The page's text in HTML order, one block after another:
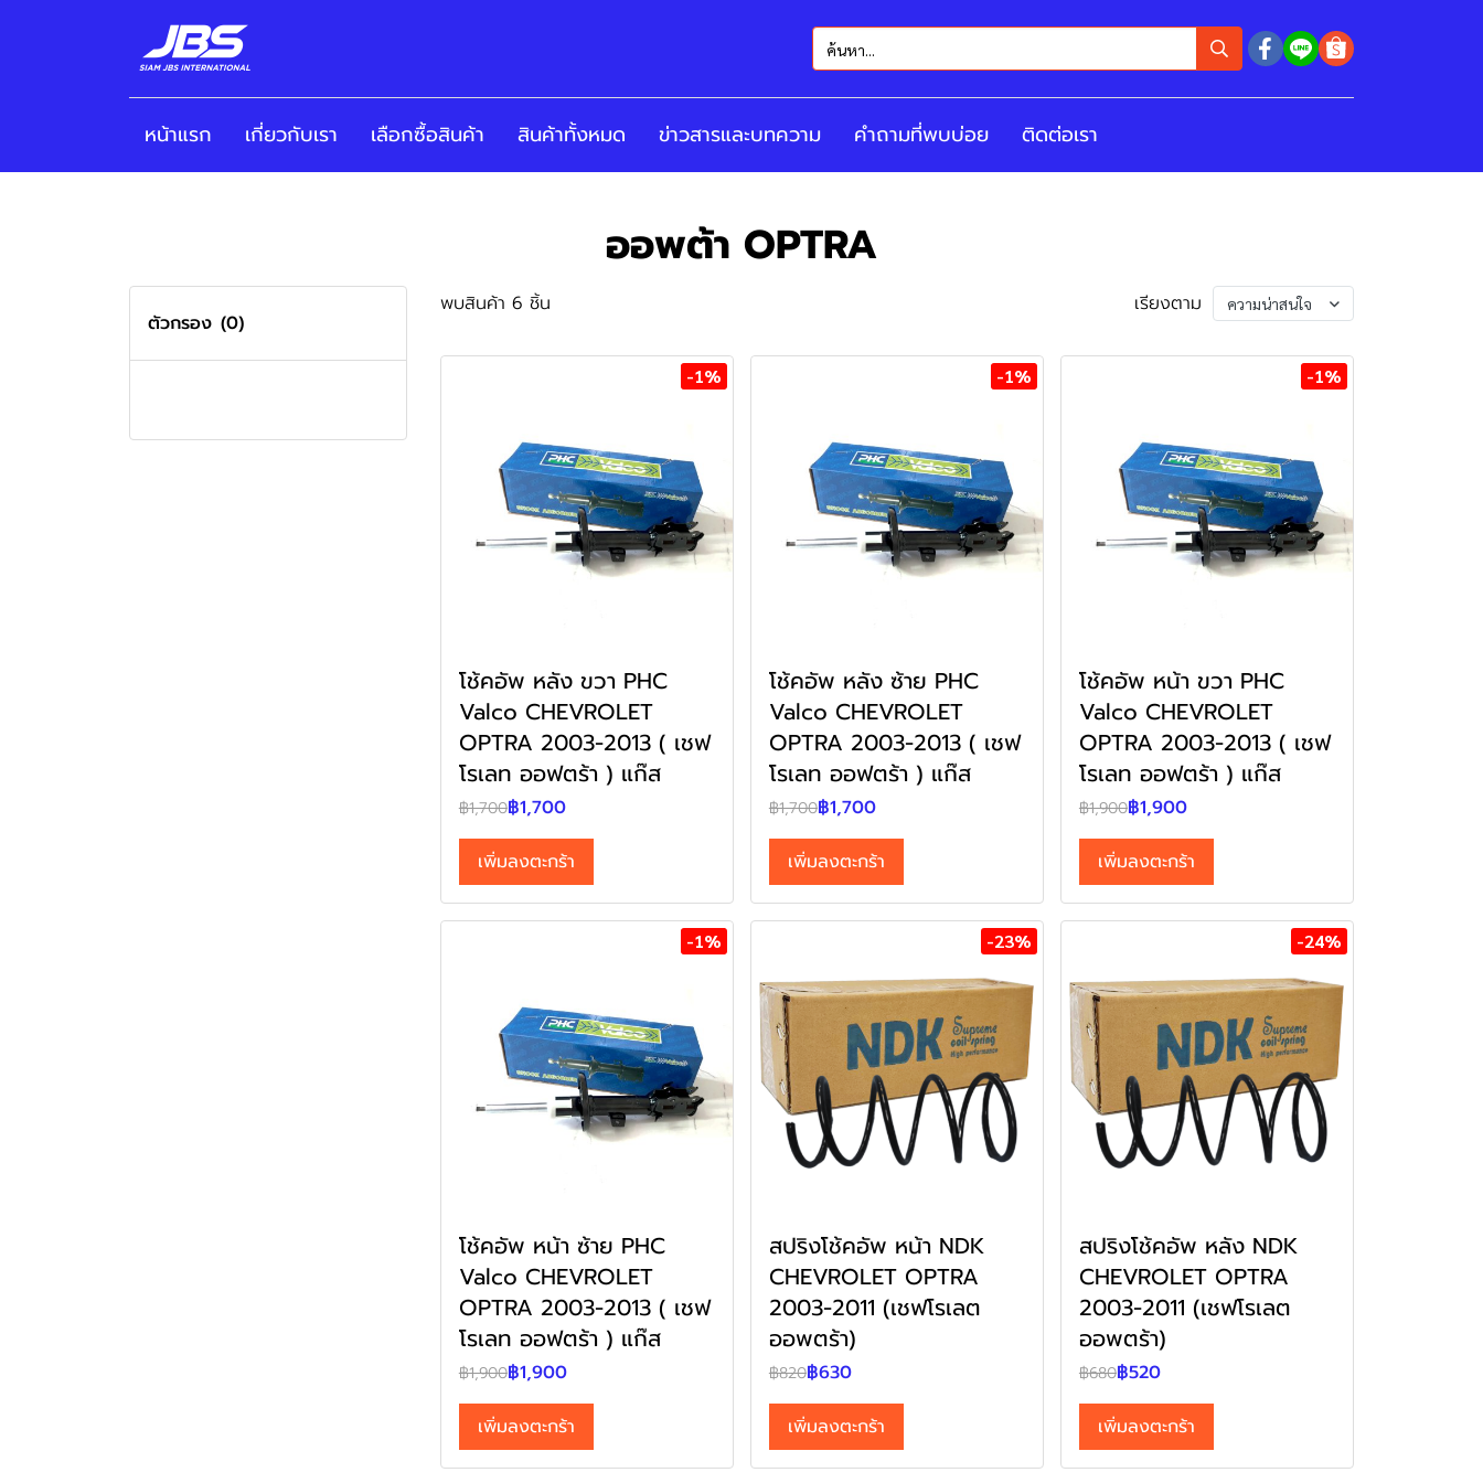
หน้าแรก เกี่ยวกับเรา เลือกซื้อสินค้า สินค้าทั้งหมด ข่าวสารและบทความ คำถามที่พบบ่อย ติดต่อเรา
ออพต้า OPTRA
ตัวกรอง (0)
พบสินค้า 6 ชิ้น เรียงตาม ความน่าสนใจ
-1%
โช้คอัพ หลัง ขวา PHC
Valco CHEVROLET
OPTRA 2003-2013 ( เชฟ
โรเลท ออฟตร้า ) แก๊ส
฿1,700฿1,700
เพิ่มลงตะกร้า
-1%
โช้คอัพ หลัง ซ้าย PHC
Valco CHEVROLET
OPTRA 2003-2013 ( เชฟ
โรเลท ออฟตร้า ) แก๊ส
฿1,700฿1,700
เพิ่มลงตะกร้า
-1%
โช้คอัพ หน้า ขวา PHC
Valco CHEVROLET
OPTRA 2003-2013 ( เชฟ
โรเลท ออฟตร้า ) แก๊ส
฿1,900฿1,900
เพิ่มลงตะกร้า
-1%
โช้คอัพ หน้า ซ้าย PHC
Valco CHEVROLET
OPTRA 2003-2013 ( เชฟ
โรเลท ออฟตร้า ) แก๊ส
฿1,900฿1,900
เพิ่มลงตะกร้า
-23%
สปริงโช้คอัพ หน้า NDK
CHEVROLET OPTRA
2003-2011 (เชฟโรเลต
ออพตร้า)
฿820฿630
เพิ่มลงตะกร้า
-24%
สปริงโช้คอัพ หลัง NDK
CHEVROLET OPTRA
2003-2011 (เชฟโรเลต
ออพตร้า)
฿680฿520
เพิ่มลงตะกร้า